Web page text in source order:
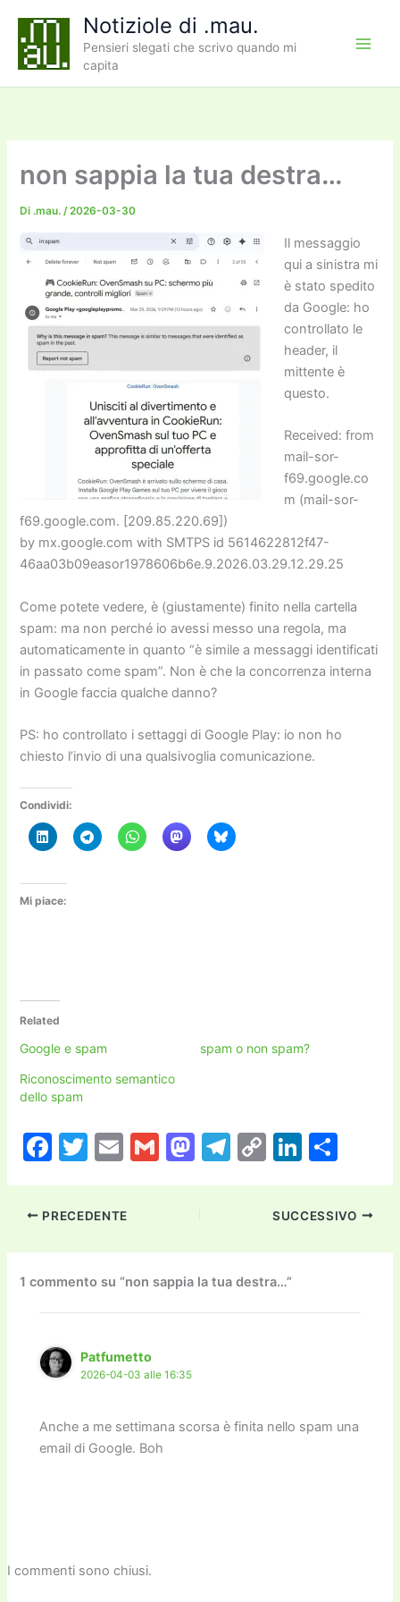
contenuto
Notiziole di .mau.
Pensieri slegati che scrivo quando mi
capita
non sappia la tua destra…
Di .mau./2026-03-30
Il messaggio
qui a sinistra mi
è stato spedito
da Google: ho
controllato le
header, il
mittente è
questo.
Received: from
mail-sor-
f69.google.co
m (mail-sor-
f69.google.com. [209.85.220.69])
by mx.google.com with SMTPS id 5614622812f47-
46aa03b09easor1978606b6e.9.2026.03.29.12.29.25
Come potete vedere, è (giustamente) finito nella cartella
spam: ma non perché io avessi messo una regola, ma
automaticamente in quanto “è simile a messaggi identificati
in passato come spam”. Non è che la concorrenza interna
in Google faccia qualche danno?
PS: ho controllato i settaggi di Google Play: io non ho
chiesto l’invio di una qualsivoglia comunicazione.
Condividi:
Mi piace:
Related
Google e spam
spam o non spam?
Riconoscimento semantico
dello spam
F
c
e
b
o
o
k
T
itt
er
E
ai
l
G
M
d
o
n
T
a
m
C
p
y
Li
n
k
Li
k
e
dI
n
di
vi
PRECEDENTE SUCCESSIVO
1 commento su “non sappia la tua destra…”
Patfumetto
2026-04-03 alle 16:35
Anche a me settimana scorsa è finita nello spam una
email di Google. Boh
I commenti sono chiusi.